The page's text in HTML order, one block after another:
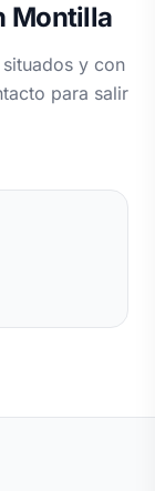
Montilla
y con
para salir